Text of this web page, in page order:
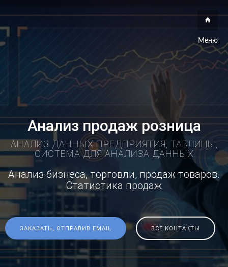
Меню
Анализ продаж розница
АНАЛИЗ ДАННЫХ ПРЕДПРИЯТИЯ, ТАБЛИЦЫ,
СИСТЕМА ДЛЯ АНАЛИЗА ДАННЫХ
Анализ бизнеса, торговли, продаж товаров.
Статистика продаж
ЗАКАЗАТЬ, ОТПРАВИВ EMAIL ВСЕ КОНТАКТЫ